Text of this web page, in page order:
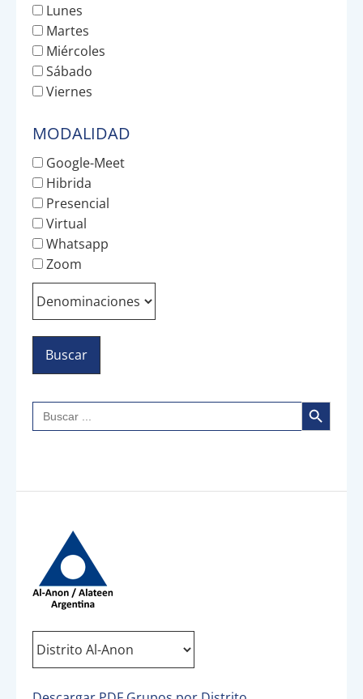
Lunes
Martes
Miércoles
Sábado
Viernes
MODALIDAD
Google-Meet
Hibrida
Presencial
Virtual
Whatsapp
Zoom
Buscar: Botón de búsqueda